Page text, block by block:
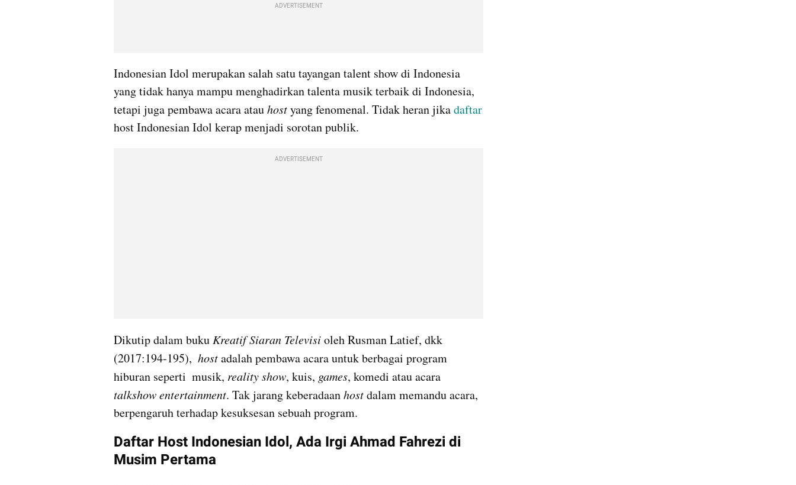
ADVERTISEMENT
Indonesian Idol merupakan salah satu tayangan talent show di Indonesia
yang tidak hanya mampu menghadirkan talenta musik terbaik di Indonesia,
tetapi juga pembawa acara atau host yang fenomenal. Tidak heran jika daftar
host Indonesian Idol kerap menjadi sorotan publik.
ADVERTISEMENT
Dikutip dalam buku Kreatif Siaran Televisi oleh Rusman Latief, dkk
(2017:194-195), host adalah pembawa acara untuk berbagai program
hiburan seperti  musik, reality show, kuis, games
talkshow entertainment. Tak jarang keberadaan host dalam memandu acara,
berpengaruh terhadap kesuksesan sebuah program.
Daftar Host Indonesian Idol, Ada Irgi Ahmad Fahrezi di
Musim Pertama